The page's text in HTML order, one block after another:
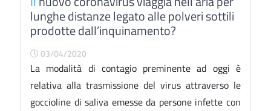
lunghe distanze legato alle polveri sottili
prodotte dall’inquinamento?
03/04/2020
La modalità di contagio preminente ad oggi è
relativa alla trasmissione del virus attraverso le
goccioline di saliva emesse da persone infette con